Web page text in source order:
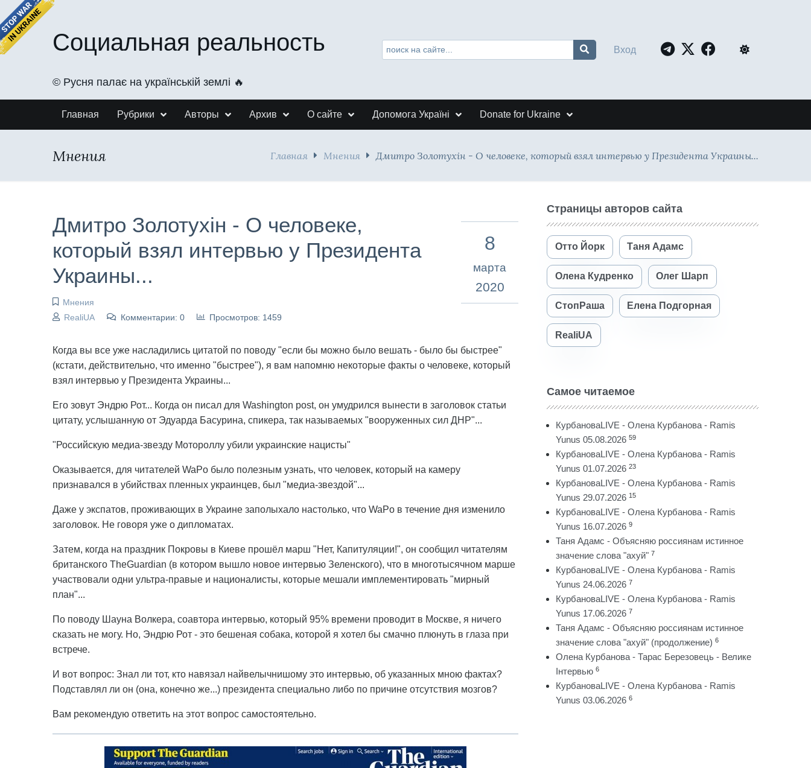
Социальная реальность
©️ Русня палає на українській землі 🔥
Вход
Главная Рубрики Авторы Архив О сайте Допомога Україні Donate for Ukraine
Мнения Главная Мнения Дмитро Золотухін - О человеке, который взял интервью у Президента Украины...
Дмитро Золотухін - О человеке,
который взял интервью у Президента
Украины...
Мнения
RealiUA
Комментарии: 0 Просмотров: 1459
8
марта
2020
Когда вы все уже насладились цитатой по поводу "если бы можно было вешать - было бы быстрее"
(кстати, действительно, что именно "быстрее"), я вам напомню некоторые факты о человеке, который
взял интервью у Президента Украины...
Его зовут Эндрю Рот... Когда он писал для Washington post, он умудрился вынести в заголовок статьи
цитату, услышанную от Эдуарда Басурина, спикера, так называемых "вооруженных сил ДНР"...
"Российскую медиа-звезду Мотороллу убили украинские нацисты"
Оказывается, для читателей WaPo было полезным узнать, что человек, который на камеру
признавался в убийствах пленных украинцев, был "медиа-звездой"...
Даже у экспатов, проживающих в Украине заполыхало настолько, что WaPo в течение дня изменило
заголовок. Не говоря уже о дипломатах.
Затем, когда на праздник Покровы в Киеве прошёл марш "Нет, Капитуляции!", он сообщил читателям
британского TheGuardian (в котором вышло новое интервью Зеленского), что в многотысячном марше
участвовали одни ультра-правые и националисты, которые мешали имплементировать "мирный
план"...
По поводу Шауна Волкера, соавтора интервью, который 95% времени проводит в Москве, я ничего
сказать не могу. Но, Эндрю Рот - это бешеная собака, которой я хотел бы смачно плюнуть в глаза при
встрече.
И вот вопрос: Знал ли тот, кто навязал найвелычнишому это интервью, об указанных мною фактах?
Подставлял ли он (она, конечно же...) президента специально либо по причине отсутствия мозгов?
Вам рекомендую ответить на этот вопрос самостоятельно.
Страницы авторов сайта
Отто Йорк Таня Адамс
Олена Кудренко Олег Шарп
СтопРаша Елена Подгорная
RealiUA
Самое читаемое
КурбановаLIVE - Олена Курбанова - Ramis
Yunus 05.08.2026 59
КурбановаLIVE - Олена Курбанова - Ramis
Yunus 01.07.2026 23
КурбановаLIVE - Олена Курбанова - Ramis
Yunus 29.07.2026 15
КурбановаLIVE - Олена Курбанова - Ramis
Yunus 16.07.2026 9
Таня Адамс - Объясняю россиянам истинное
значение слова "ахуй" 7
КурбановаLIVE - Олена Курбанова - Ramis
Yunus 24.06.2026 7
КурбановаLIVE - Олена Курбанова - Ramis
Yunus 17.06.2026 7
Таня Адамс - Объясняю россиянам истинное
значение слова "ахуй" (продолжение) 6
Олена Курбанова - Тарас Березовець - Велике
Інтервью 6
КурбановаLIVE - Олена Курбанова - Ramis
Yunus 03.06.2026 6